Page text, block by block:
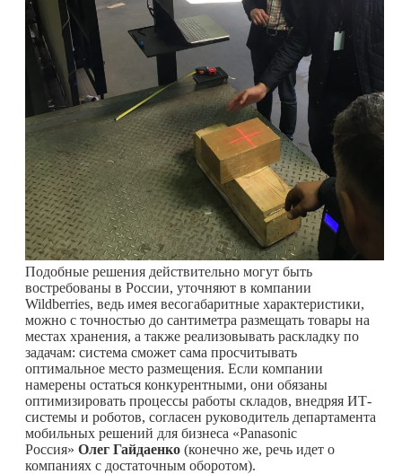
Подобные решения действительно могут быть
востребованы в России, уточняют в компании
Wildberries, ведь имея весогабаритные характеристики,
можно с точностью до сантиметра размещать товары на
местах хранения, а также реализовывать раскладку по
задачам: система сможет сама просчитывать
оптимальное место размещения. Если компании
намерены остаться конкурентными, они обязаны
оптимизировать процессы работы складов, внедряя ИТ-
системы и роботов, согласен руководитель департамента
мобильных решений для бизнеса «Panasonic
Россия» Олег Гайдаенко (конечно же, речь идет о
компаниях с достаточным оборотом).